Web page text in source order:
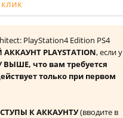
PlayStation4 Edition PS4
PLAYSTATION, если у
что вам требуется
только при первом
К АККАУНТУ(вводите в